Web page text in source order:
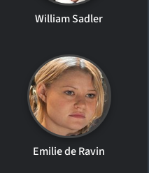
William Sadler
Emilie de Ravin